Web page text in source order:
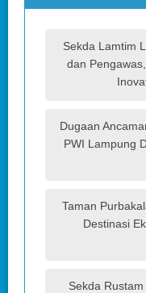
Sekda Lamtim
dan
Dugaan
PWI Lampung
Taman
Destinasi
Sekda